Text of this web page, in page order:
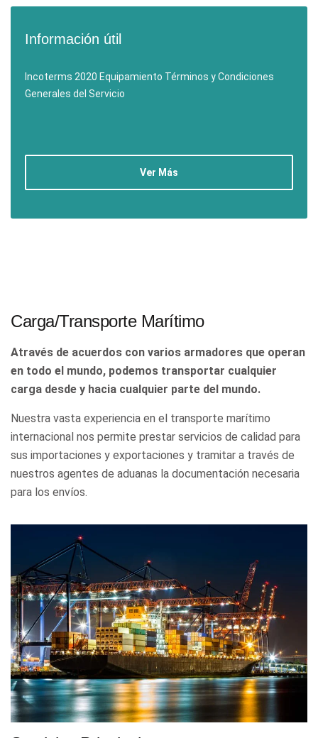
Información útil
Incoterms 2020 Equipamiento Términos y Condiciones
Generales del Servicio
Ver Más
Carga/Transporte Marítimo
Através de acuerdos con varios armadores que operan
en todo el mundo, podemos transportar cualquier
carga desde y hacia cualquier parte del mundo.
Nuestra vasta experiencia en el transporte marítimo
internacional nos permite prestar servicios de calidad para
sus importaciones y exportaciones y tramitar a través de
nuestros agentes de aduanas la documentación necesaria
para los envíos.